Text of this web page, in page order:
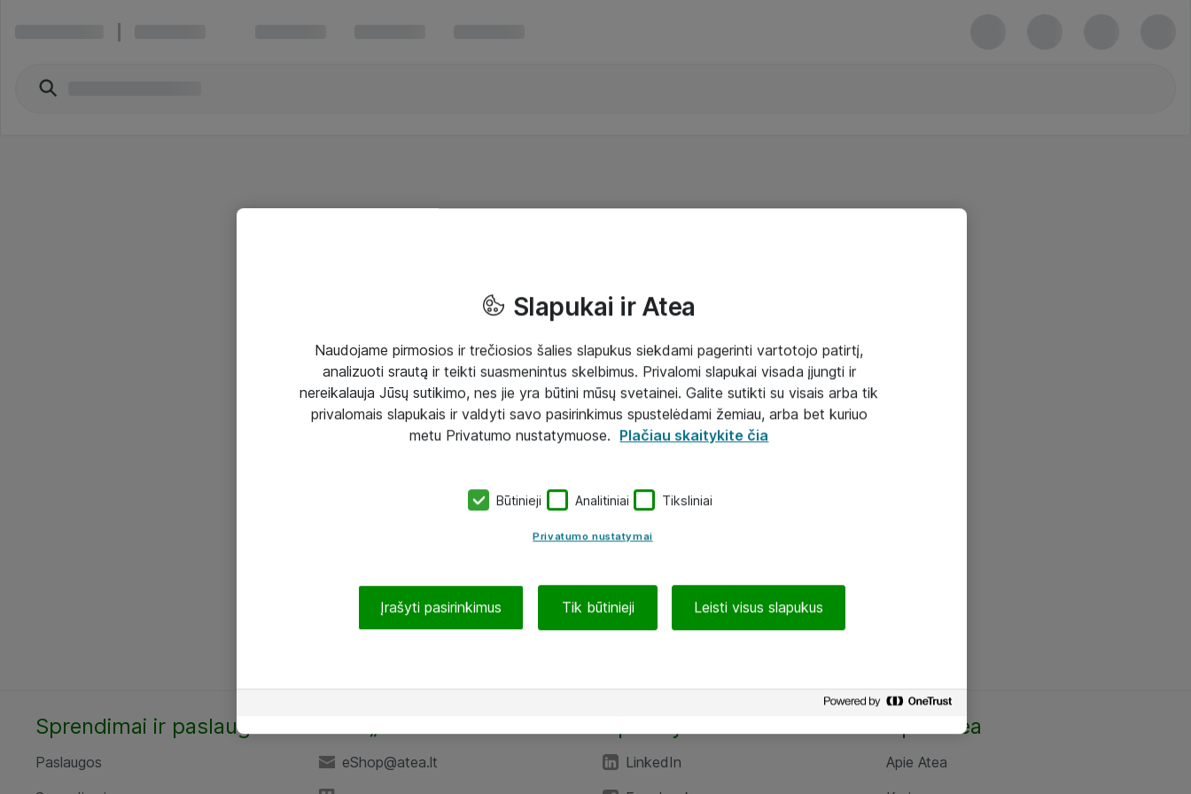
Sprendimai ir paslaugos
Paslaugos
eShop@atea.lt
LinkedIn
Apie Atea
Apie Atea
Slapukai ir Atea
Naudojame pirmosios ir trečiosios šalies slapukus siekdami pagerinti vartotojo patirtį,
analizuoti srautą ir teikti suasmenintus skelbimus. Privalomi slapukai visada įjungti ir
nereikalauja Jūsų sutikimo, nes jie yra būtini mūsų svetainei. Galite sutikti su visais arba tik
privalomais slapukais ir valdyti savo pasirinkimus spustelėdami žemiau, arba bet kuriuo
metu Privatumo nustatymuose. Plačiau skaitykite čia
Būtinieji Analitiniai Tiksliniai
Privatumo nustatymai
Įrašyti pasirinkimus Tik būtinieji Leisti visus slapukus